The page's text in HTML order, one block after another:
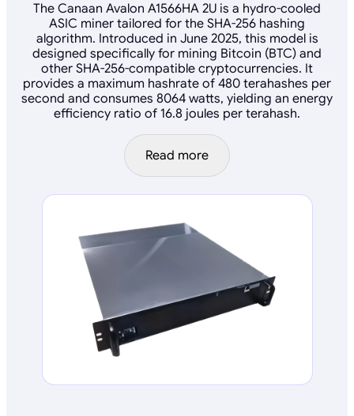
The Canaan Avalon A1566HA 2U is a hydro-cooled
ASIC miner tailored for the SHA-256 hashing
algorithm. Introduced in June 2025, this model is
designed specifically for mining Bitcoin (BTC) and
other SHA-256-compatible cryptocurrencies. It
provides a maximum hashrate of 480 terahashes per
second and consumes 8064 watts, yielding an energy
efficiency ratio of 16.8 joules per terahash.
Read more